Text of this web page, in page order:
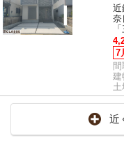
近
奈
7
間
建
土
近